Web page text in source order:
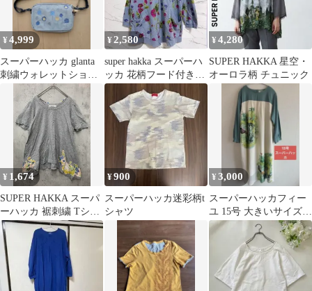
¥4,999
スーパーハッカ glanta
刺繍ウォレットショル
ダーバッグ
¥2,580
super hakka スーパーハ
ッカ 花柄フード付きパ
ーカー 花柄パーカー
¥4,280
SUPER HAKKA 星空・
オーロラ柄 チュニック
¥ 1,674
SUPER HAKKA スーパ
ーハッカ 裾刺繍 Tシャ
ツ グレー ■◆ レディー
ス
¥900
スーパーハッカ迷彩柄t
シャツ
¥3,000
スーパーハッカフィー
ユ 15号 大きいサイズ
ロングワンピース 2XL